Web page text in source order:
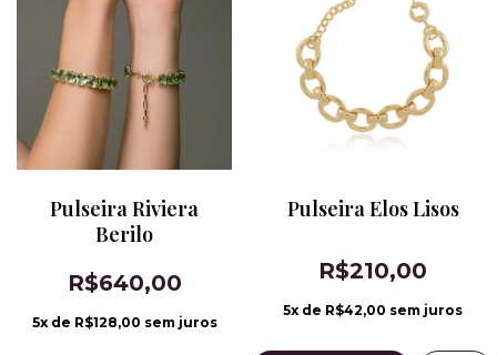
Pulseira Riviera
Berilo
R$640,00
5x de R$128,00 sem juros
Pulseira Elos Lisos
R$210,00
5x de R$42,00 sem juros